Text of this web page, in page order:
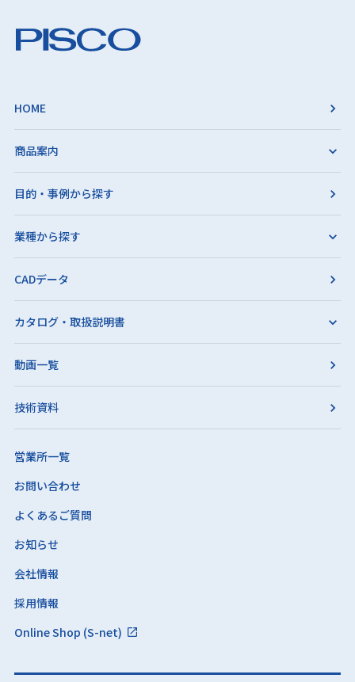
HOME
商品案内
目的・事例から探す
業種から探す
CADデータ
カタログ・取扱説明書
動画一覧
技術資料
営業所一覧
お問い合わせ
よくあるご質問
お知らせ
会社情報
採用情報
Online Shop (S-net)